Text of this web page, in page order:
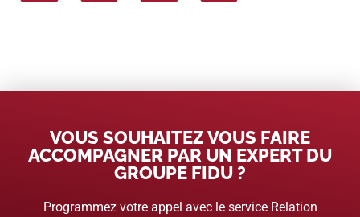
VOUS SOUHAITEZ VOUS FAIRE
ACCOMPAGNER PAR UN EXPERT DU
GROUPE FIDU ?
Programmez votre appel avec le service Relation